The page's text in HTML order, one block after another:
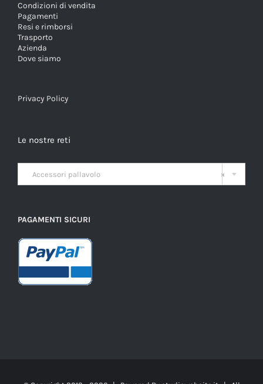
Condizioni di vendita
Pagamenti
Resi e rimborsi
Trasporto
Azienda
Dove siamo
Privacy Policy
Le nostre reti

×
Accessori pallavolo
PAGAMENTI SICURI